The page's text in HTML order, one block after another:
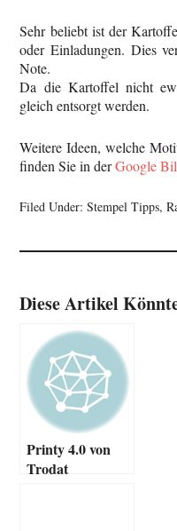
Sehr beliebt ist der
oder Einladungen. Dies
Note.
Da die Kartoffel nicht
gleich entsorgt werden.
Weitere Ideen, welche
finden Sie in derGoogle
Filed Under:Stempel Tipps,
Diese Artikel
Printy 4.0 von
Trodat